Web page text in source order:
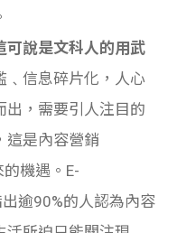
可說是文科人的用武
﹑信息碎片化，人心
出，需要引人注目的
這是內容營銷
機遇。E-
逾90%的人認為內容